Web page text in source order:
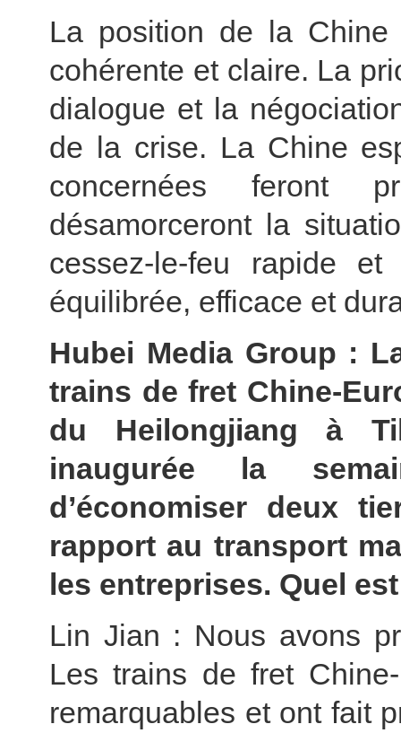
La position de la Chine
cohérente et claire. La
dialogue et la
de la crise. La Chine
concernées feront
désamorceront la
cessez-le-feu rapide
équilibrée, efficace et
Hubei Media Group :
trains de fret Chine-
du Heilongjiang à
inaugurée la
d’économiser deux
rapport au transport
les entreprises. Quel
Lin Jian : Nous avons
Les trains de fret
remarquables et ont fait